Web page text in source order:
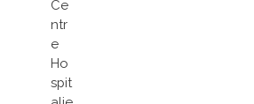
Ce
ntr
e
Ho
spit